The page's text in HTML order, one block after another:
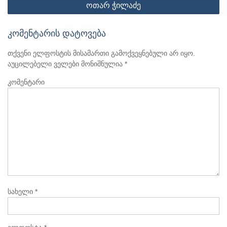
ოთარ ჭილაძე
კომენტარის დატოვება
თქვენი ელფოსტის მისამართი გამოქვეყნებული არ იყო.
აუცილებელი ველები მონიშნულია *
კომენტარი
სახელი *